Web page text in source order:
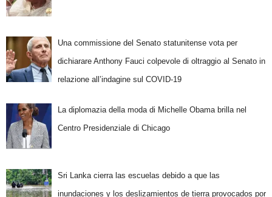
Una commissione del Senato statunitense vota per
dichiarare Anthony Fauci colpevole di oltraggio al Senato in
relazione all’indagine sul COVID-19
La diplomazia della moda di Michelle Obama brilla nel
Centro Presidenziale di Chicago
Sri Lanka cierra las escuelas debido a que las
inundaciones y los deslizamientos de tierra provocados por